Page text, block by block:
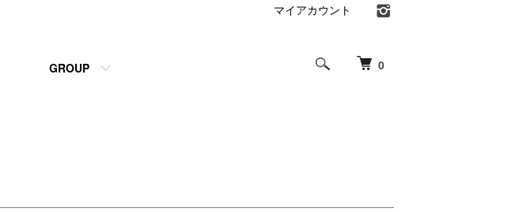
0
GROUP
マイアカウント